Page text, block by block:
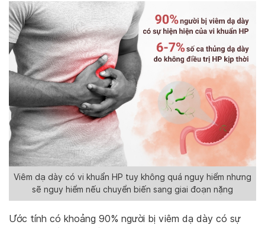
Viêm dạ dày có vi khuẩn HP tuy không quá nguy hiểm nhưng
sẽ nguy hiểm nếu chuyển biến sang giai đoạn nặng
Ước tính có khoảng 90% người bị viêm dạ dày có sự